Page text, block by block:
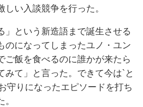
しい入談競争を行った。
」という新造語まで誕生させる
のになってしまったユノ・ユン
ご飯を食べるのに誰かが来たら
みて」と言った。できて今は`と
守りになったエピソードを打ち